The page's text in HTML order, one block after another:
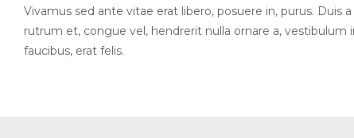
Vivamus sed ante vitae erat libero, posuere in, purus. Duis
rutrum et, congue vel, hendrerit nulla ornare a, vestibulum
faucibus, erat felis.